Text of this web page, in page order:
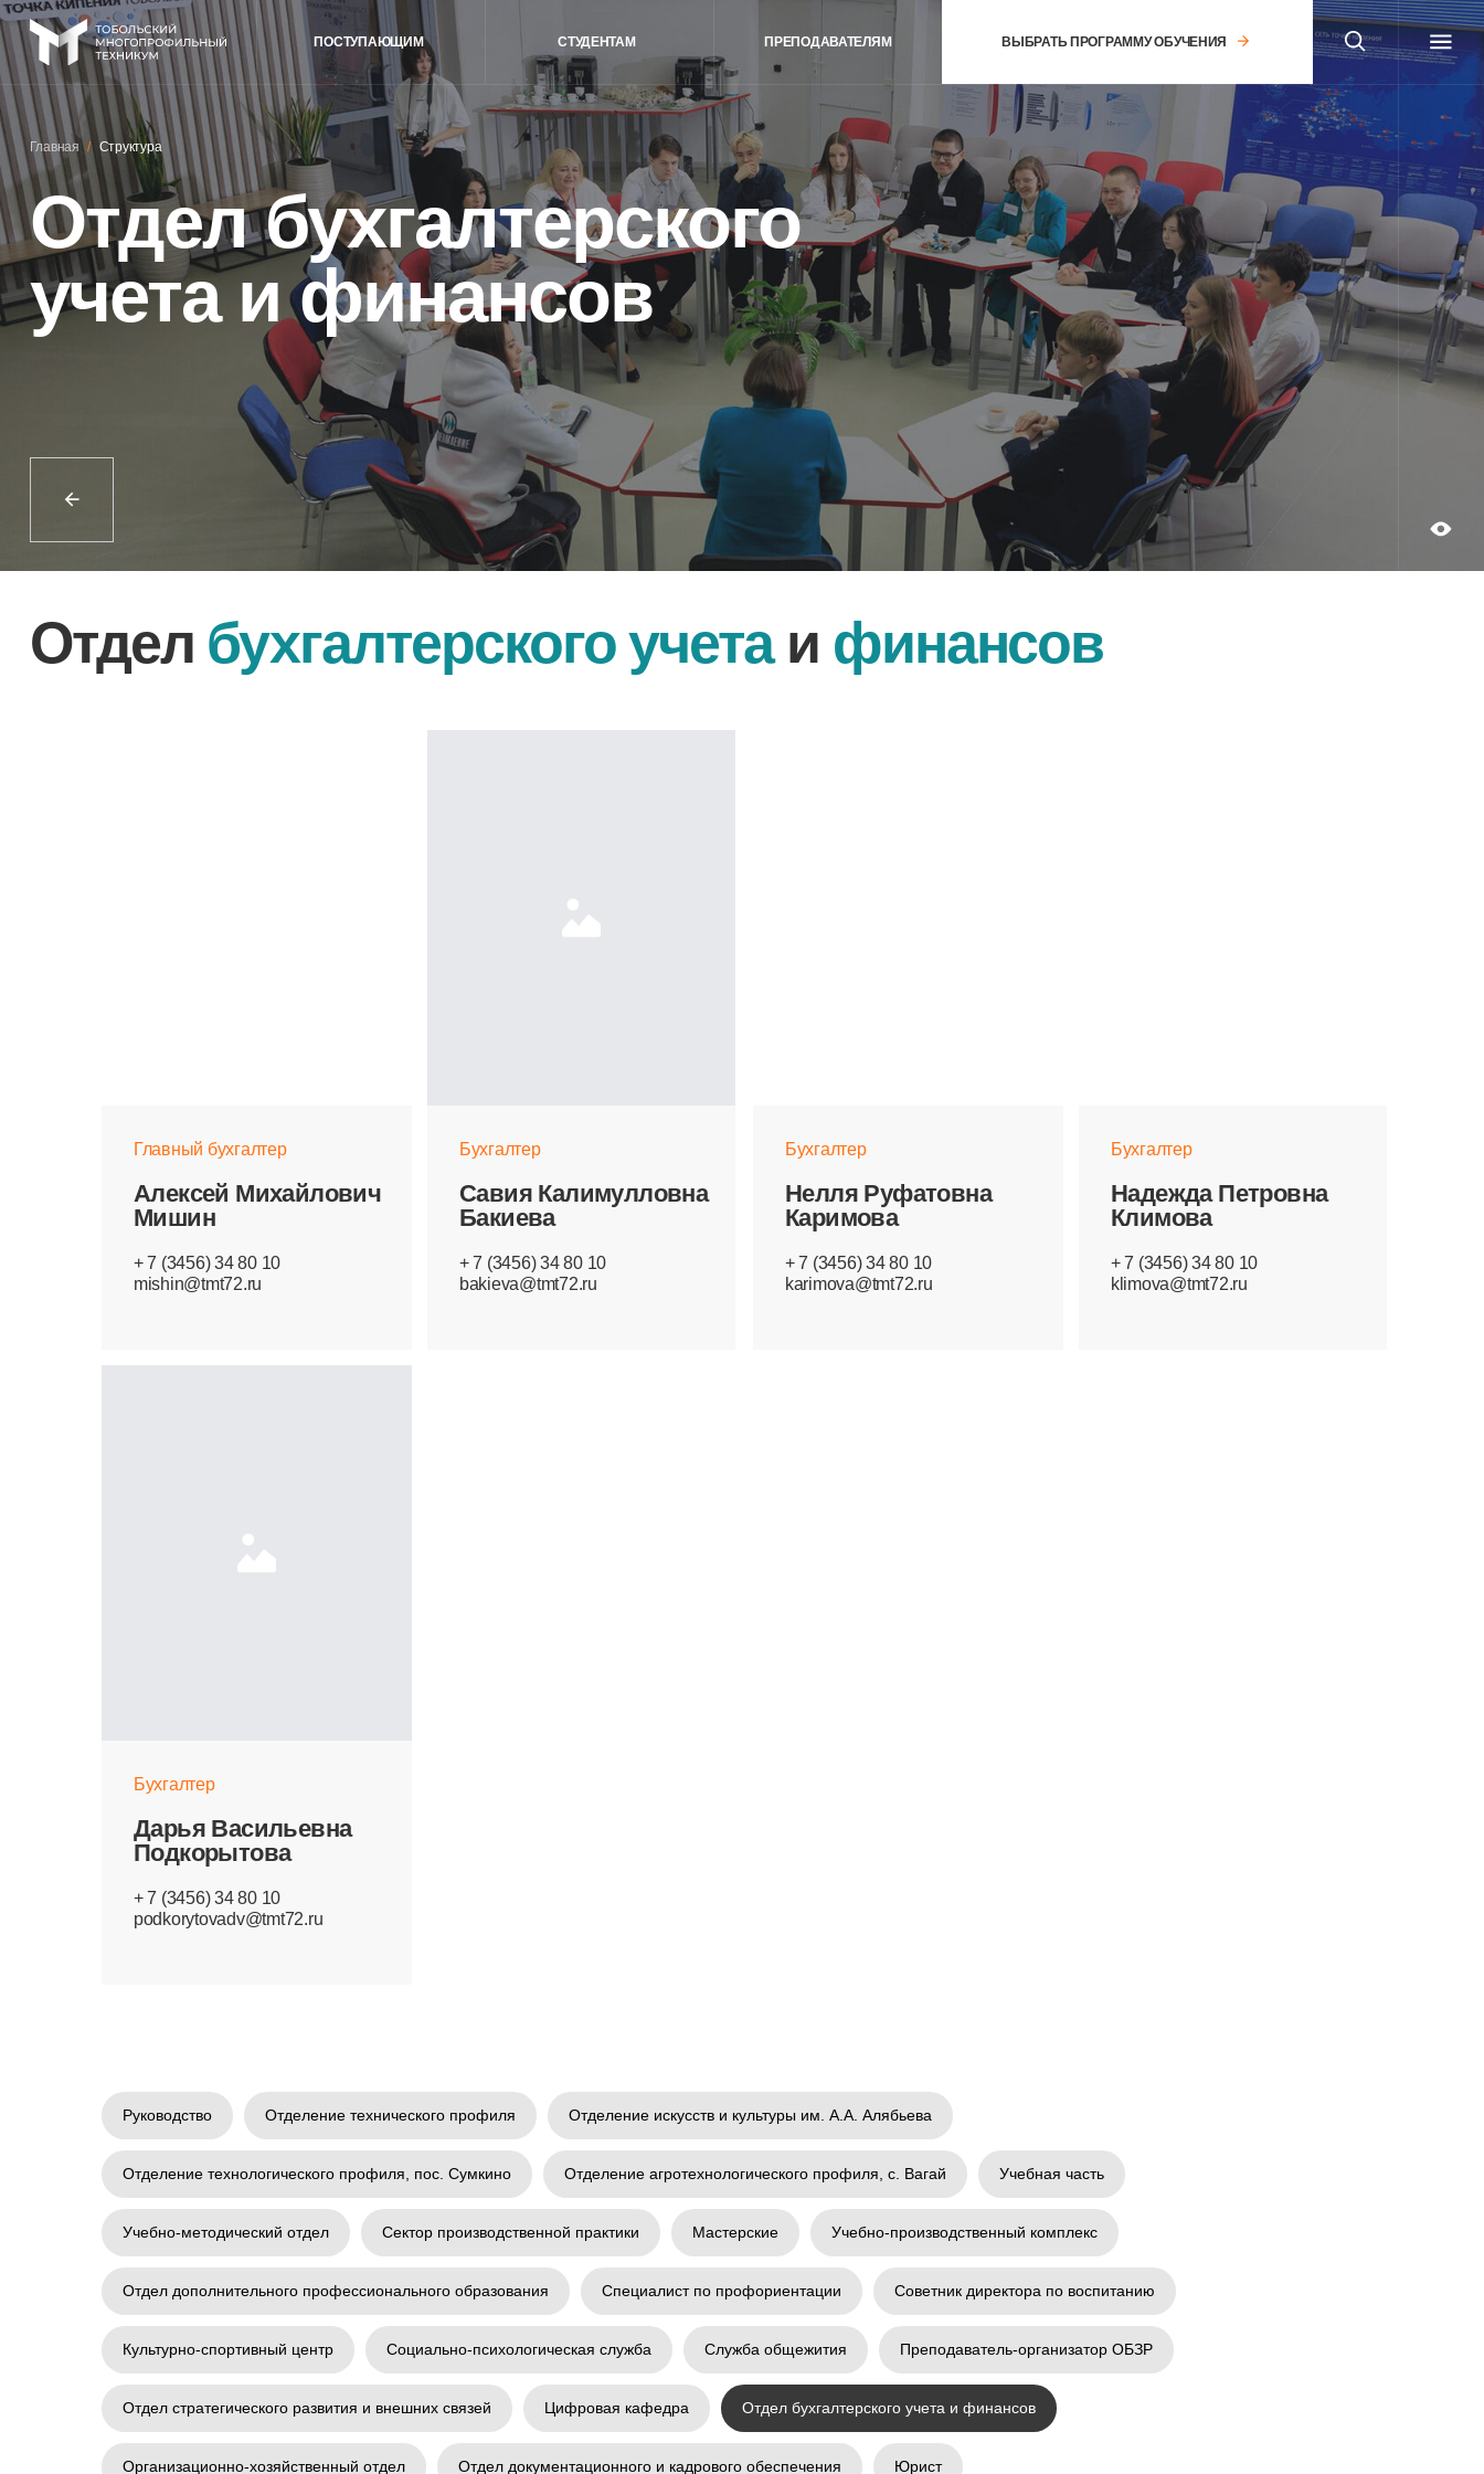
ПРЕПОДАВАТЕЛЯМ
СТУДЕНТАМ
ПОСТУПАЮЩИМ ВЫБРАТЬ ПРОГРАММУ ОБУЧЕНИЯ
Отдел бухгалтерского
учета и финансов
Структура
Главная
Отделбухгалтерского учетаифинансов
+ 7 (3456) 34 80 10
Бухгалтер
Гольфия Митхатовна
Сайфулина
+ 7 (3456) 34 80 10
podkorytovadv@tmt72.ru
Бухгалтер
Дарья Васильевна
Подкорытова
+ 7 (3456) 34 80 10
mishin@tmt72.ru
Главный бухгалтер
Алексей Михайлович
Мишин
+ 7 (3456) 34 80 10
klimova@tmt72.ru
Бухгалтер
Надежда Петровна
Климова
+ 7 (3456) 34 80 10
karimova@tmt72.ru
Бухгалтер
Нелля Руфатовна
Каримова
+ 7 (3456) 34 80 10
bakieva@tmt72.ru
Бухгалтер
Савия Калимулловна
Бакиева
Руководство Отделение технического профиля Отделение искусств и культуры им. А.А. Алябьева
Отделение технологического профиля, пос. Сумкино Отделение агротехнологического профиля, с. Вагай Учебная часть
Учебно-методический отдел Сектор производственной практики Мастерские Учебно-производственный комплекс
Отдел дополнительного профессионального образования Специалист по профориентации Советник директора по воспитанию
Культурно-спортивный центр Социально-психологическая служба Служба общежития Преподаватель-организатор ОБЗР
Отдел стратегического развития и внешних связей Цифровая кафедра Отдел бухгалтерского учета и финансов
Организационно-хозяйственный отдел Отдел документационного и кадрового обеспечения Юрист
+7 (345) 634-80-10
г. Тобольск, ул.
Сведения об образовательной
Студентам
профессиональное образовательное
учреждение Тюменской области «Тобольский